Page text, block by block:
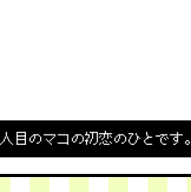
人目のマコの初恋のひとです。